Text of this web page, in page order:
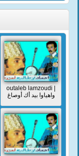
outaleb lamzoudi |
واهياوا بيد أك أوصاغ